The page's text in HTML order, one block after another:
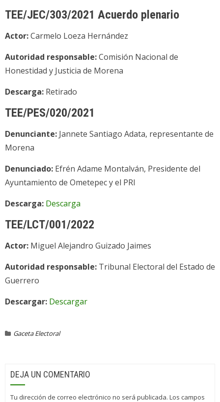
TEE/JEC/303/2021 Acuerdo plenario
Actor:Carmelo Loeza Hernández
Autoridad responsable:Comisión Nacional de
Honestidad y Justicia de Morena
Descarga: Retirado
TEE/PES/020/2021
Denunciante: Jannete Santiago Adata, representante de
Morena
Denunciado: Efrén Adame Montalván, Presidente del
Ayuntamiento de Ometepec y el PRI
Descarga: Descarga
TEE/LCT/001/2022
Actor: Miguel Alejandro Guizado Jaimes
Autoridad responsable: Tribunal Electoral del Estado de
Guerrero
Descargar: Descargar
Gaceta Electoral
DEJA UN COMENTARIO
Tu dirección de correo electrónico no será publicada. Los campos